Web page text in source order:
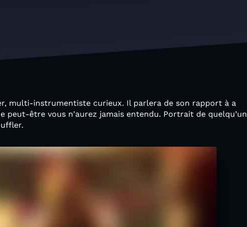
multi-instrumentiste curieux. Il parlera de son rapport à a
peut-être vous n'aurez jamais entendu. Portrait de quelqu’un